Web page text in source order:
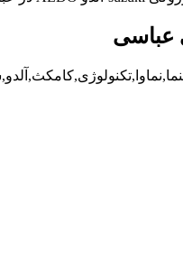
عباسی